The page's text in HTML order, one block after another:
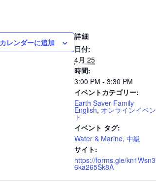
カレンダーに追加
詳細
日付:
4月 25
時間:
3:00 PM - 3:30 PM
イベントカテゴリー:
Earth Saver Family
English, オンラインイベン
ト
イベント タグ:
Water & Marine, 中級
サイト:
https://forms.gle/kn1Wsn3
6ka265Sk8A